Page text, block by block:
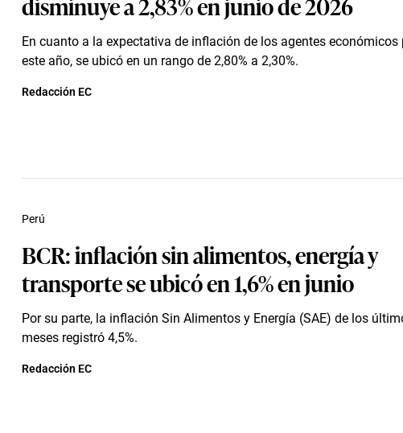
En cuanto a la expectativa de inflación de los agentes económicos
este año, se ubicó en un rango de 2,80% a 2,30%.
Redacción EC
BCR: inflación sin alimentos, energía y
transporte se ubicó en 1,6% en junio
Por su parte, la inflación Sin Alimentos y Energía (SAE) de los
meses registró 4,5%.
Perú
Redacción EC